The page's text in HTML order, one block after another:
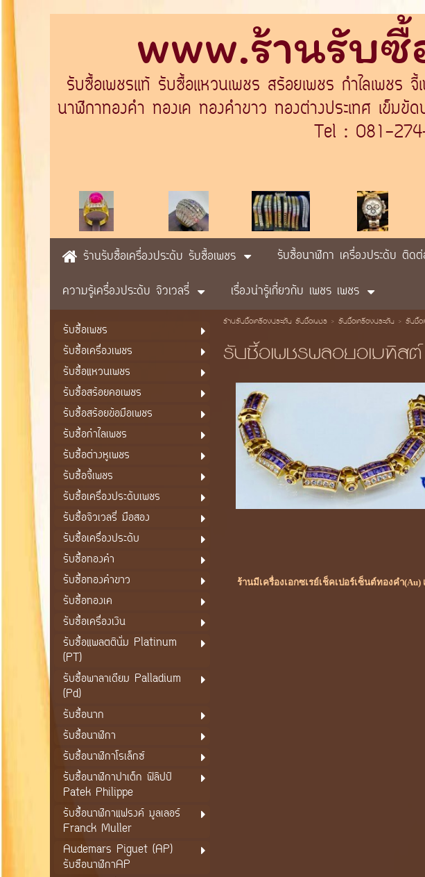
www.ร้านรับ
รับซื้อเพชรแท้ รับซื้อแหวนเพชร สร้อยเพชร กำไลเพชร
นาฬิกาทองคำ ทองเค ทองคำขาว ทองต่างประเทศ เข็มขั
Tel : 081-
ร้านรับซื้อเครื่องประดับ รับซื้อเพชร รับซื้อนาฬิกา เครื่องประดับ ติดต่
ความรู้เครื่องประดับ จิวเวลรี่
เรื่องน่ารู้เกี่ยวกับ เพชร เพชร
รับซื้อเพชร
รับซื้อเครื่องเพชร
รับซื้อแหวนเพชร
รับซื้อสร้อยคอเพชร
รับซื้อสร้อยข้อมือเพชร
รับซื้อกำไลเพชร
รับซื้อต่างหูเพชร
รับซื้อจี้เพชร
รับซื้อเครื่องประดับเพชร
รับซื้อจิวเวลรี่ มือสอง
รับซื้อเครื่องประดับ
รับซื้อทองคำ
รับซื้อทองคำขาว
รับซื้อทองเค
รับซื้อเครื่องเงิน
รับซื้อแพลตตินั่ม Platinum
(PT)
รับซื้อพาลาเดียม Palladium
(Pd)
รับซื้อนาก
รับซื้อนาฬิกา
รับซื้อนาฬิกาโรเล็กซ์
รับซื้อนาฬิกาปาเต็ก ฟิลิปป์
Patek Philippe
รับซื้อนาฬิกาแฟรงค์ มูลเลอร์
Franck Muller
Audemars Piguet (AP)
รับซือนาฬิกาAP
ร้านรับซื้อเครื่องประดับ รับซื้อเพชร> รับซื้อเครื่องประดับ > รับซื้อ
รับซื้อเพชรพลอยอเมทิสต์
ร้านมีเครื่องเอกซเรย์เช็คเปอร์เซ็นต์ทองคำ